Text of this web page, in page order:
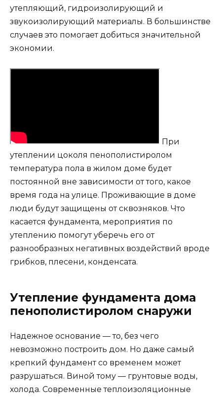
утепляющий, гидроизолирующий и
звукоизолирующий материалы. В большинстве
случаев это помогает добиться значительной
экономии.
При
утеплении цоколя пенополистиролом
температура пола в жилом доме будет
постоянной вне зависимости от того, какое
время года на улице. Проживающие в доме
люди будут защищены от сквозняков. Что
касается фундамента, мероприятия по
утеплению помогут уберечь его от
разнообразных негативных воздействий вроде
грибков, плесени, конденсата.
Утепление фундамента дома
пенополистиролом снаружи
Надежное основание — то, без чего
невозможно построить дом. Но даже самый
крепкий фундамент со временем может
разрушаться. Виной тому — грунтовые воды,
холода. Современные теплоизоляционные